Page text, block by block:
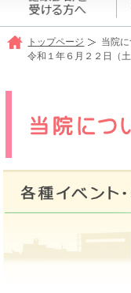
トップページ 当院
令和１年６月２２日（